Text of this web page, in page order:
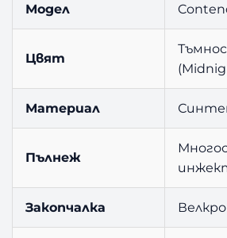
Модел
Цвят
Материал
Пълнеж
Закопчалка